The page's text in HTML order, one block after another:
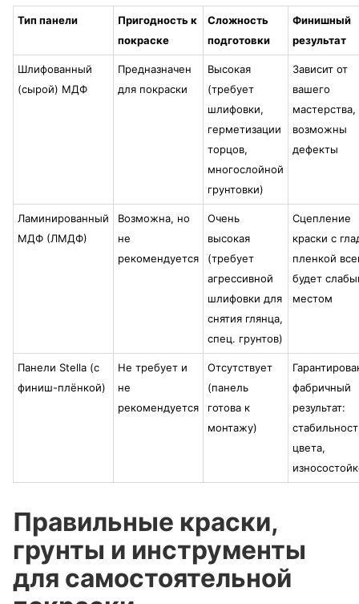
Тип панели
Пригодность к
покраске
Сложность
подготовки
Финишный
результат
Шлифованный
(сырой) МДФ
Предназначен
для покраски
Высокая
(требует
шлифовки,
герметизации
торцов,
многослойной
грунтовки)
Зависит от
вашего
мастерства,
возможны
дефекты
Ламинированный
МДФ (ЛМДФ)
Возможна, но
не
рекомендуется
Очень
высокая
(требует
агрессивной
шлифовки для
снятия глянца,
спец. грунтов)
Сцепление
краски с
пленкой
будет
местом
Панели Stella (с
финиш-плёнкой)
Не требует и
не
рекомендуется
Отсутствует
(панель
готова к
монтажу)
фабричный
результат:
цвета,
Правильные краски,
грунты и инструменты
для самостоятельной